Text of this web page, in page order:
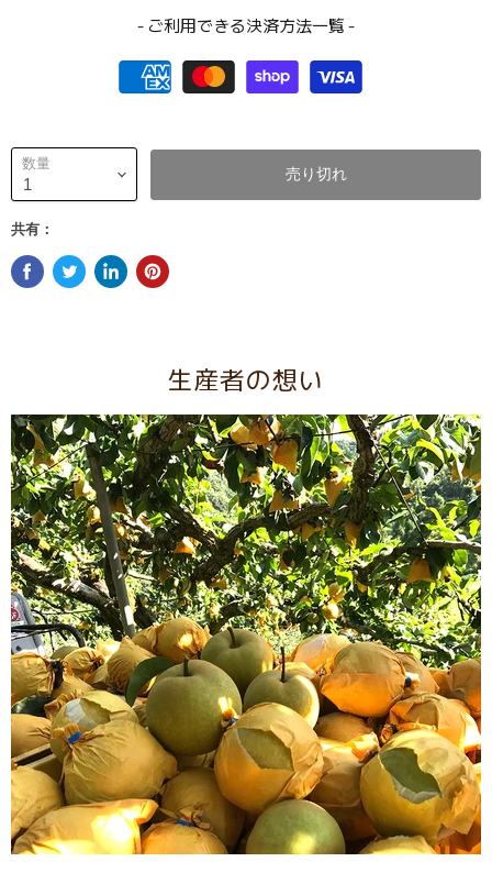
- ご利用できる決済方法一覧 -
数量 売り切れ
共有：
生産者の想い